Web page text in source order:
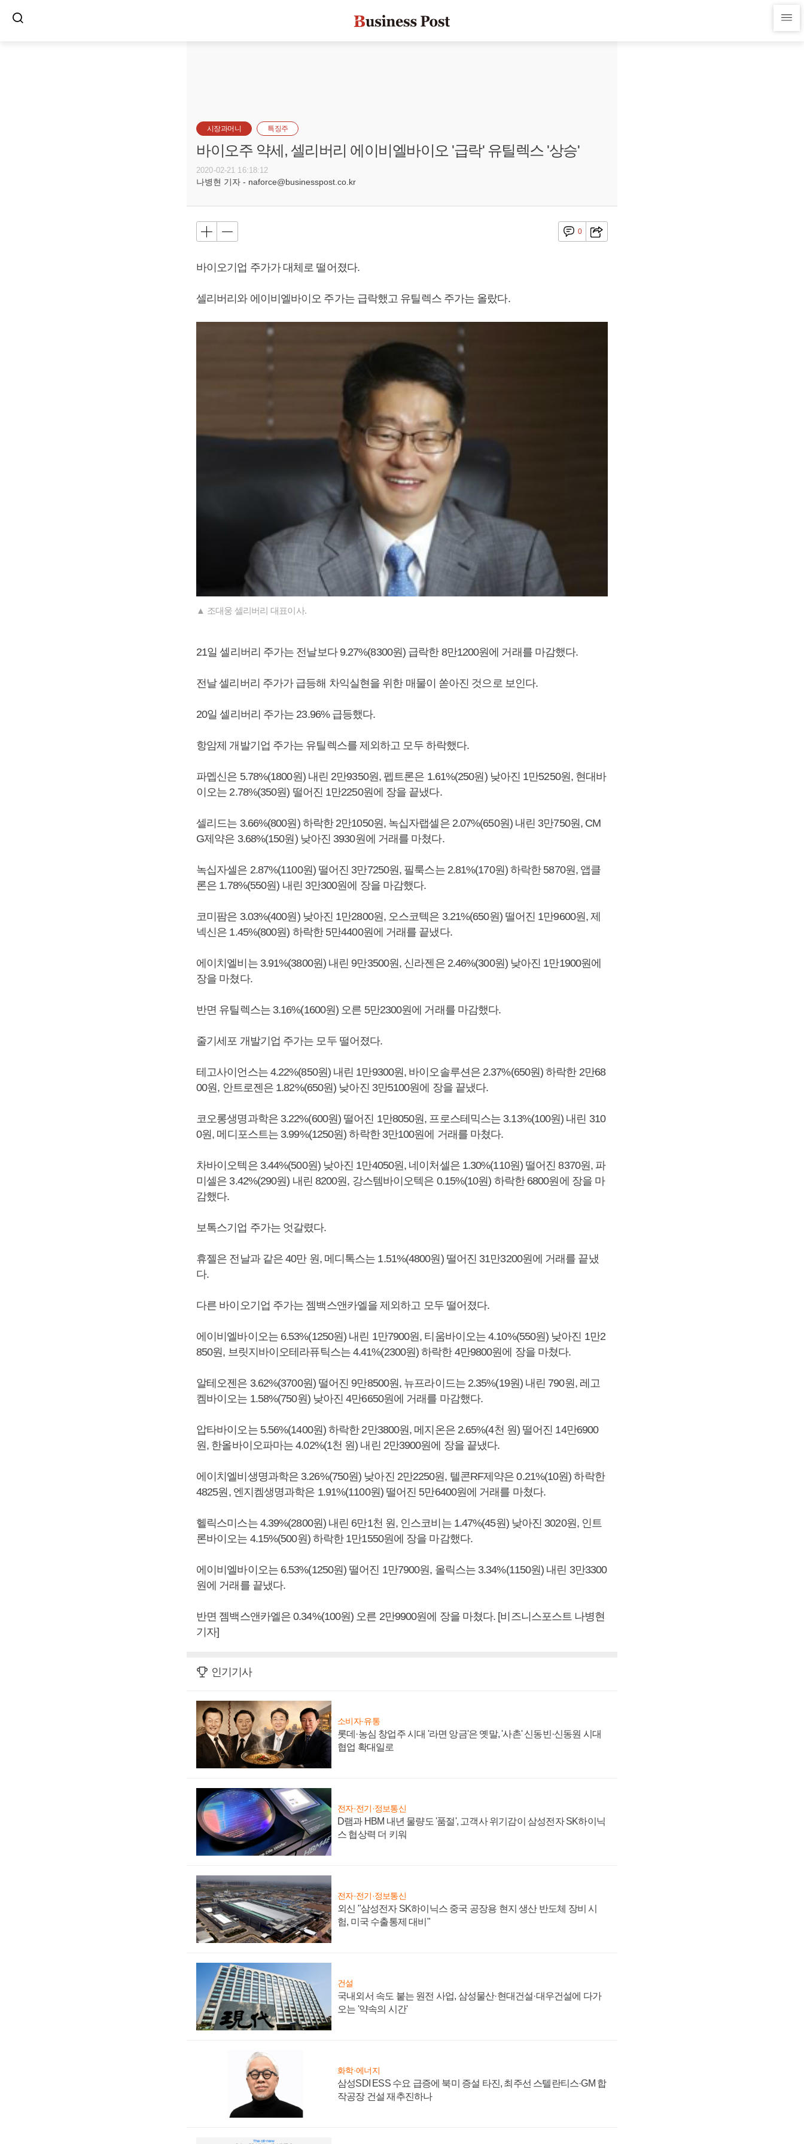
시장과머니 특징주
바이오주 약세, 셀리버리 에이비엘바이오 '급락' 유틸렉스 '상승'
2020-02-21 16:18:12
나병현 기자 - naforce@businesspost.co.kr
0
바이오기업 주가가 대체로 떨어졌다.
셀리버리와 에이비엘바이오 주가는 급락했고 유틸렉스 주가는 올랐다.
▲ 조대웅 셀리버리 대표이사.
21일 셀리버리 주가는 전날보다 9.27%(8300원) 급락한 8만1200원에 거래를 마감했다.
전날 셀리버리 주가가 급등해 차익실현을 위한 매물이 쏟아진 것으로 보인다.
20일 셀리버리 주가는 23.96% 급등했다.
항암제 개발기업 주가는 유틸렉스를 제외하고 모두 하락했다.
파멥신은 5.78%(1800원) 내린 2만9350원, 펩트론은 1.61%(250원) 낮아진 1만5250원, 현대바
이오는 2.78%(350원) 떨어진 1만2250원에 장을 끝냈다.
셀리드는 3.66%(800원) 하락한 2만1050원, 녹십자랩셀은 2.07%(650원) 내린 3만750원, CM
G제약은 3.68%(150원) 낮아진 3930원에 거래를 마쳤다.
녹십자셀은 2.87%(1100원) 떨어진 3만7250원, 필룩스는 2.81%(170원) 하락한 5870원, 앱클
론은 1.78%(550원) 내린 3만300원에 장을 마감했다.
코미팜은 3.03%(400원) 낮아진 1만2800원, 오스코텍은 3.21%(650원) 떨어진 1만9600원, 제
넥신은 1.45%(800원) 하락한 5만4400원에 거래를 끝냈다.
에이치엘비는 3.91%(3800원) 내린 9만3500원, 신라젠은 2.46%(300원) 낮아진 1만1900원에
장을 마쳤다.
반면 유틸렉스는 3.16%(1600원) 오른 5만2300원에 거래를 마감했다.
줄기세포 개발기업 주가는 모두 떨어졌다.
테고사이언스는 4.22%(850원) 내린 1만9300원, 바이오솔루션은 2.37%(650원) 하락한 2만68
00원, 안트로젠은 1.82%(650원) 낮아진 3만5100원에 장을 끝냈다.
코오롱생명과학은 3.22%(600원) 떨어진 1만8050원, 프로스테믹스는 3.13%(100원) 내린 310
0원, 메디포스트는 3.99%(1250원) 하락한 3만100원에 거래를 마쳤다.
차바이오텍은 3.44%(500원) 낮아진 1만4050원, 네이처셀은 1.30%(110원) 떨어진 8370원, 파
미셀은 3.42%(290원) 내린 8200원, 강스템바이오텍은 0.15%(10원) 하락한 6800원에 장을 마
감했다.
보톡스기업 주가는 엇갈렸다.
휴젤은 전날과 같은 40만 원, 메디톡스는 1.51%(4800원) 떨어진 31만3200원에 거래를 끝냈
다.
다른 바이오기업 주가는 젬백스앤카엘을 제외하고 모두 떨어졌다.
에이비엘바이오는 6.53%(1250원) 내린 1만7900원, 티움바이오는 4.10%(550원) 낮아진 1만2
850원, 브릿지바이오테라퓨틱스는 4.41%(2300원) 하락한 4만9800원에 장을 마쳤다.
알테오젠은 3.62%(3700원) 떨어진 9만8500원, 뉴프라이드는 2.35%(19원) 내린 790원, 레고
켐바이오는 1.58%(750원) 낮아진 4만6650원에 거래를 마감했다.
압타바이오는 5.56%(1400원) 하락한 2만3800원, 메지온은 2.65%(4천 원) 떨어진 14만6900
원, 한올바이오파마는 4.02%(1천 원) 내린 2만3900원에 장을 끝냈다.
에이치엘비생명과학은 3.26%(750원) 낮아진 2만2250원, 텔콘RF제약은 0.21%(10원) 하락한
4825원, 엔지켐생명과학은 1.91%(1100원) 떨어진 5만6400원에 거래를 마쳤다.
헬릭스미스는 4.39%(2800원) 내린 6만1천 원, 인스코비는 1.47%(45원) 낮아진 3020원, 인트
론바이오는 4.15%(500원) 하락한 1만1550원에 장을 마감했다.
에이비엘바이오는 6.53%(1250원) 떨어진 1만7900원, 올릭스는 3.34%(1150원) 내린 3만3300
원에 거래를 끝냈다.
반면 젬백스앤카엘은 0.34%(100원) 오른 2만9900원에 장을 마쳤다. [비즈니스포스트 나병현
기자]
인기기사
소비자·유통
롯데·농심 창업주 시대 '라면 앙금'은 옛말, '사촌' 신동빈·신동원 시대
협업 확대일로
전자·전기·정보통신
D램과 HBM 내년 물량도 '품절', 고객사 위기감이 삼성전자 SK하이닉
스 협상력 더 키워
전자·전기·정보통신
외신 "삼성전자 SK하이닉스 중국 공장용 현지 생산 반도체 장비 시
험, 미국 수출통제 대비"
건설
국내외서 속도 붙는 원전 사업, 삼성물산·현대건설·대우건설에 다가
오는 '약속의 시간'
화학·에너지
삼성SDI ESS 수요 급증에 북미 증설 타진, 최주선 스텔란티스·GM 합
작공장 건설 재추진하나